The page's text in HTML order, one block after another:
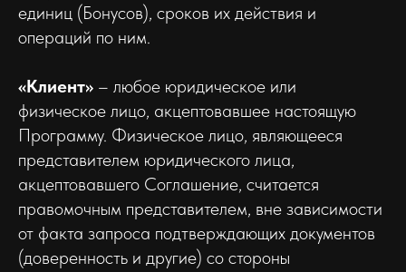
единиц (Бонусов), сроков их действия и
операций по ним.
«Клиент» – любое юридическое или
физическое лицо, акцептовавшее настоящую
Программу. Физическое лицо, являющееся
представителем юридического лица,
акцептовавшего Соглашение, считается
правомочным представителем, вне зависимости
от факта запроса подтверждающих документов
(доверенность и другие) со стороны